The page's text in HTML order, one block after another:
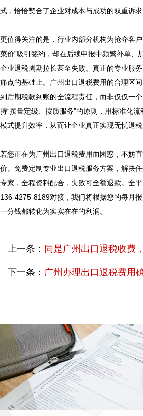
式，恰恰契合了企业对成本与成功的双重诉求
更值得关注的是，行业内部分机构为抢夺客
菜价”吸引签约，却在后续申报中频繁补单、
企业退税周期拉长甚至失败。真正的专业服
痛点的基础上。广州出口退税费用的合理区
到后期税款到账的全流程责任，而非仅仅一
持“按量定级、按质服务”的原则，用标准化
模式提升效率，从而让企业真正实现无忧退税
若您正在为广州出口退税费用而困惑，不妨
价。免费定制专业出口退税服务方案，解决
专家，全程资料配合，失败可全额退款。全
136-4275-8189对接，我们将根据您的每月
上一条： 同是广州出口退税收费，为何这家公
下一条： 广州办理出口退税费用确定：一次报